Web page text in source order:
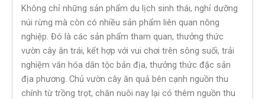
Không chỉ những sản phẩm du lịch sinh thái, nghỉ dưỡng
núi rừng mà còn có nhiều sản phẩm liên quan nông
nghiệp. Đó là các sản phẩm tham quan, thưởng thức
vườn cây ăn trái, kết hợp với vui chơi trên sông suối, trải
nghiệm văn hóa dân tộc bản địa, thưởng thức đặc sản
địa phương. Chủ vườn cây ăn quả bên cạnh nguồn thu
chính từ trồng trọt, chăn nuôi nay lại có thêm nguồn thu